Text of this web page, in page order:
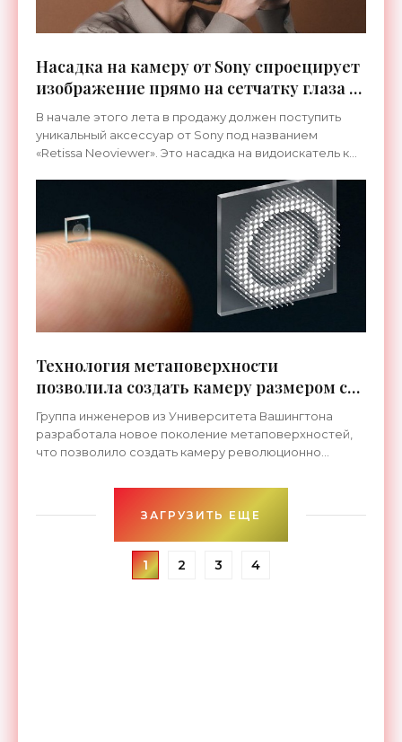
Насадка на камеру от Sony cпроецирует
изображение прямо на сетчатку глаза -
«Гаджеты»
В начале этого лета в продажу должен поступить
уникальный аксессуар от Sony под названием
«Retissa Neoviewer». Это насадка на видоискатель к
Технология метаповерхности
позволила создать камеру размером с
песчинку - «Технологии»
Группа инженеров из Университета Вашингтона
разработала новое поколение метаповерхностей,
что позволило создать камеру революционно
ЗАГРУЗИТЬ ЕЩЕ
1 2 3 4